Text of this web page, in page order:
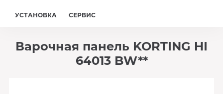
УСТАНОВКА СЕРВИС
Варочная панель KORTING HI
64013 BW**